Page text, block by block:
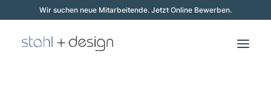
Wir suchen neue Mitarbeitende. Jetzt Online Bewerben.